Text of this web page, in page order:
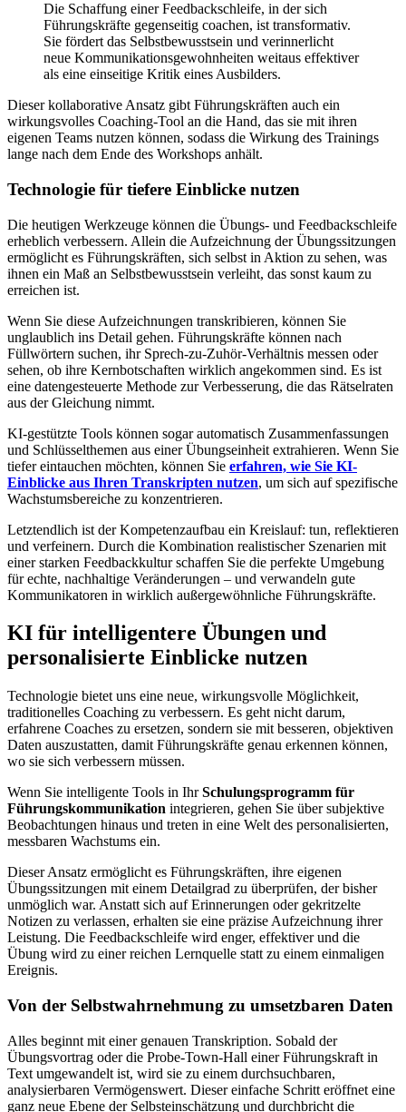
Die Schaffung einer Feedbackschleife, in der sich
Führungskräfte gegenseitig coachen, ist transformativ.
Sie fördert das Selbstbewusstsein und verinnerlicht
neue Kommunikationsgewohnheiten weitaus effektiver
als eine einseitige Kritik eines Ausbilders.
Dieser kollaborative Ansatz gibt Führungskräften auch ein
wirkungsvolles Coaching-Tool an die Hand, das sie mit ihren
eigenen Teams nutzen können, sodass die Wirkung des Trainings
lange nach dem Ende des Workshops anhält.
Technologie für tiefere Einblicke nutzen
Die heutigen Werkzeuge können die Übungs- und Feedbackschleife
erheblich verbessern. Allein die Aufzeichnung der Übungssitzungen
ermöglicht es Führungskräften, sich selbst in Aktion zu sehen, was
ihnen ein Maß an Selbstbewusstsein verleiht, das sonst kaum zu
erreichen ist.
Wenn Sie diese Aufzeichnungen transkribieren, können Sie
unglaublich ins Detail gehen. Führungskräfte können nach
Füllwörtern suchen, ihr Sprech-zu-Zuhör-Verhältnis messen oder
sehen, ob ihre Kernbotschaften wirklich angekommen sind. Es ist
eine datengesteuerte Methode zur Verbesserung, die das Rätselraten
aus der Gleichung nimmt.
KI-gestützte Tools können sogar automatisch Zusammenfassungen
und Schlüsselthemen aus einer Übungseinheit extrahieren. Wenn Sie
tiefer eintauchen möchten, können Sie erfahren, wie Sie KI-
Einblicke aus Ihren Transkripten nutzen, um sich auf spezifische
Wachstumsbereiche zu konzentrieren.
Letztendlich ist der Kompetenzaufbau ein Kreislauf: tun, reflektieren
und verfeinern. Durch die Kombination realistischer Szenarien mit
einer starken Feedbackkultur schaffen Sie die perfekte Umgebung
für echte, nachhaltige Veränderungen – und verwandeln gute
Kommunikatoren in wirklich außergewöhnliche Führungskräfte.
KI für intelligentere Übungen und
personalisierte Einblicke nutzen
Technologie bietet uns eine neue, wirkungsvolle Möglichkeit,
traditionelles Coaching zu verbessern. Es geht nicht darum,
erfahrene Coaches zu ersetzen, sondern sie mit besseren, objektiven
Daten auszustatten, damit Führungskräfte genau erkennen können,
wo sie sich verbessern müssen.
Wenn Sie intelligente Tools in IhrSchulungsprogramm für
Führungskommunikation integrieren, gehen Sie über subjektive
Beobachtungen hinaus und treten in eine Welt des personalisierten,
messbaren Wachstums ein.
Dieser Ansatz ermöglicht es Führungskräften, ihre eigenen
Übungssitzungen mit einem Detailgrad zu überprüfen, der bisher
unmöglich war. Anstatt sich auf Erinnerungen oder gekritzelte
Notizen zu verlassen, erhalten sie eine präzise Aufzeichnung ihrer
Leistung. Die Feedbackschleife wird enger, effektiver und die
Übung wird zu einer reichen Lernquelle statt zu einem einmaligen
Ereignis.
Von der Selbstwahrnehmung zu umsetzbaren Daten
Alles beginnt mit einer genauen Transkription. Sobald der
Übungsvortrag oder die Probe-Town-Hall einer Führungskraft in
Text umgewandelt ist, wird sie zu einem durchsuchbaren,
analysierbaren Vermögenswert. Dieser einfache Schritt eröffnet eine
ganz neue Ebene der Selbsteinschätzung und durchbricht die